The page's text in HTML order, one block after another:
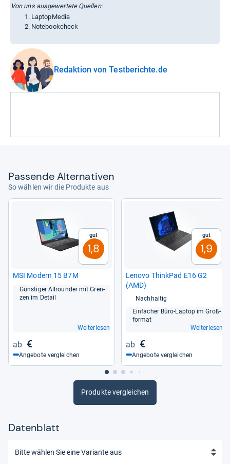
Von uns ausgewertete Quellen:
LaptopMedia
Notebookcheck
Redaktion von Testberichte.de
Pas­sende Alter­na­ti­ven
So wählen wir die Produkte aus
Gut
1,8
MSI Modern 15 B7M
Güns­ti­ger All­roun­der mit Gren­
zen im Detail
Weiterlesen
€
Angebote vergleichen
Gut
1,9
Lenovo Think­Pad E16 G2
(AMD)
Nachhaltig
Ein­fa­cher Büro-​Lap­top im Groß­
for­mat
Weiterlesen
€
Angebote vergleichen
Produkte vergleichen
Datenblatt